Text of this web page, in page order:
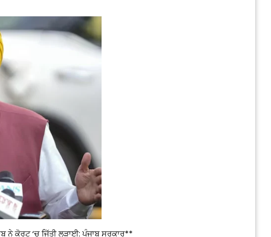
ਨੇ ਕੋਰਟ ‘ਚ ਜਿੱਤੀ ਲੜਾਈ: ਪੰਜਾਬ ਸਰਕਾਰ**
Prabh Harmandar Sohna